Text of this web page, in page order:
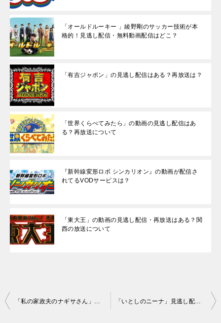
「オールドルーキー 」綾野剛のサッカー技術が本
格的！見逃し配信・無料動画配信はどこ？
「有吉ジャポン」の見逃し配信はある？再放送は？
「世界くらべてみたら」の動画の見逃し配信はあ
る？再放送について
『新幹線変形ロボ シンカリオン』の動画が配信さ
れてるVODサービスは？
「東大王」の動画の見逃し配信・再放送はある？関
西の放送について
投
「私の家政夫のナギサさん」放送開始！ 見逃し配信・無料動画配信は？ 「いとしのニーナ」見逃し配信・無料動画配信はドコ？